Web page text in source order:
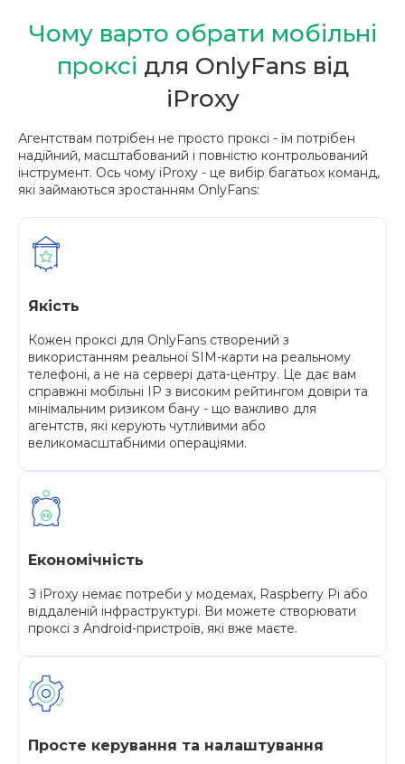
Чому варто обрати мобільні
проксі для OnlyFans від
iProxy
Агентствам потрібен не просто проксі - їм потрібен
надійний, масштабований і повністю контрольований
інструмент. Ось чому iProxy - це вибір багатьох команд,
які займаються зростанням OnlyFans:
Якість
Кожен проксі для OnlyFans створений з
використанням реальної SIM-карти на реальному
телефоні, а не на сервері дата-центру. Це дає вам
справжні мобільні IP з високим рейтингом довіри та
мінімальним ризиком бану - що важливо для
агентств, які керують чутливими або
великомасштабними операціями.
Економічність
З iProxy немає потреби у модемах, Raspberry Pi або
віддаленій інфраструктурі. Ви можете створювати
проксі з Android-пристроїв, які вже маєте.
Просте керування та налаштування